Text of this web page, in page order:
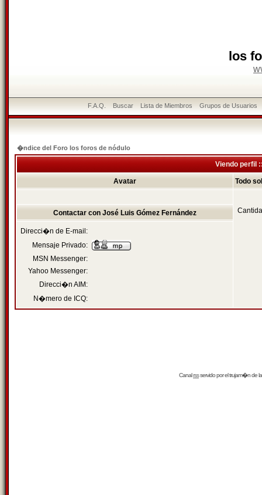
los
F.A.Q. Buscar Lista de Miembros Grupos de Usuarios
�ndice del Foro los foros de nódulo
Viendo perfil
Avatar Todo
Contactar con José Luis Gómez Fernández
Direcci�n de E-mail:
Mensaje Privado:
MSN Messenger:
Yahoo Messenger:
Direcci�n AIM:
N�mero de ICQ:
Canalrssservido por eltrujam�nde